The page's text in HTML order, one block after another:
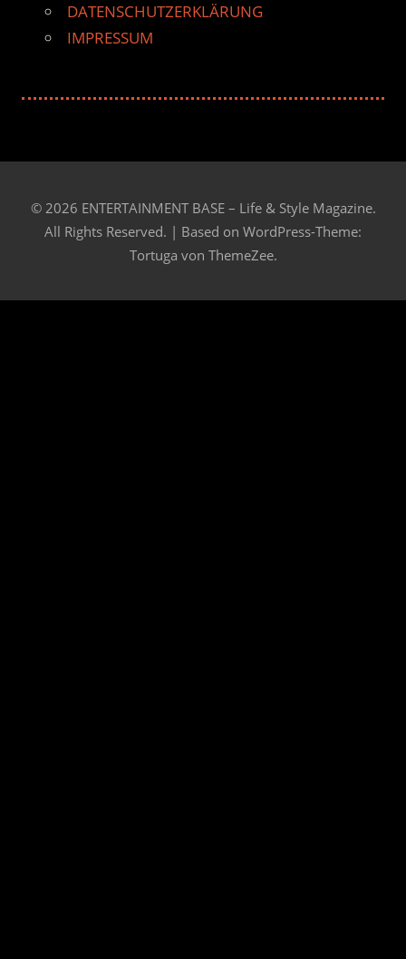
DATENSCHUTZERKLÄRUNG
IMPRESSUM
© 2026 ENTERTAINMENT BASE – Life & Style Magazine.
All Rights Reserved. | Based on WordPress-Theme:
Tortuga von ThemeZee.